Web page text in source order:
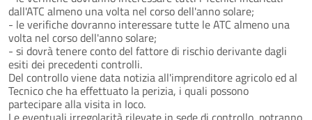
dall'ATC almeno una volta nel corso dell'anno solare;
- le verifiche dovranno interessare tutte le ATC almeno una
volta nel corso dell'anno solare;
- si dovrà tenere conto del fattore di rischio derivante dagli
esiti dei precedenti controlli.
Del controllo viene data notizia all'imprenditore agricolo ed al
Tecnico che ha effettuato la perizia, i quali possono
partecipare alla visita in loco.